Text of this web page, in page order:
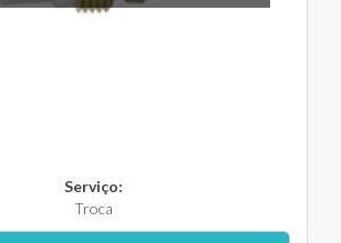
Serviço:
Troca